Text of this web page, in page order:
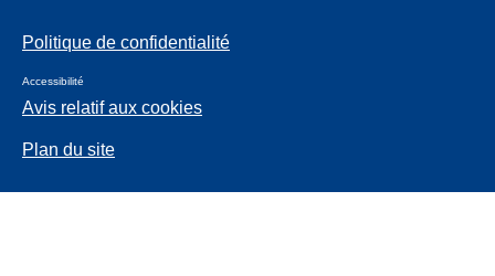
Politique de confidentialité
Accessibilité
Avis relatif aux cookies
Plan du site